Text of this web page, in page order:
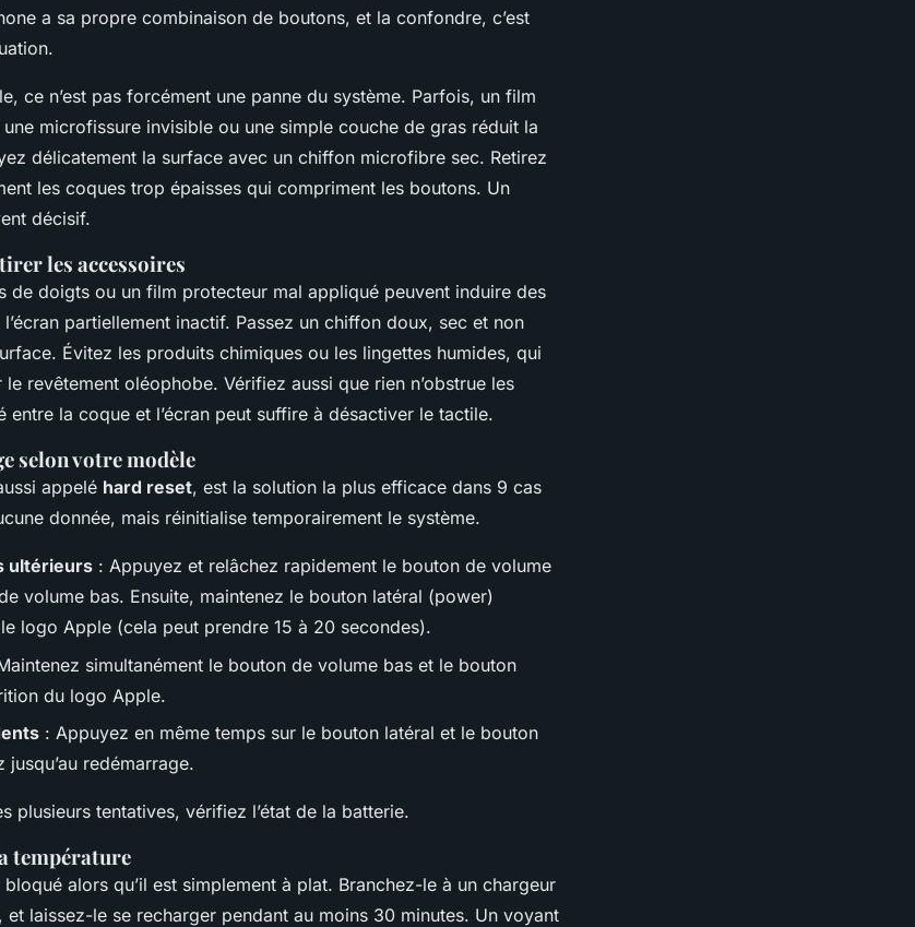
a sa propre combinaison de boutons, et la confondre, c’est
ce n’est pas forcément une panne du système. Parfois, un film
microfissure invisible ou une simple couche de gras réduit la
délicatement la surface avec un chiffon microfibre sec. Retirez
les coques trop épaisses qui compriment les boutons. Un
décisif.
les accessoires
de doigts ou un film protecteur mal appliqué peuvent induire des
partiellement inactif. Passez un chiffon doux, sec et non
Évitez les produits chimiques ou les lingettes humides, qui
revêtement oléophobe. Vérifiez aussi que rien n’obstrue les
la coque et l’écran peut suffire à désactiver le tactile.
selon votre modèle
appelé hard reset, est la solution la plus efficace dans 9 cas
donnée, mais réinitialise temporairement le système.
ultérieurs : Appuyez et relâchez rapidement le bouton de volume
volume bas. Ensuite, maintenez le bouton latéral (power)
logo Apple (cela peut prendre 15 à 20 secondes).
simultanément le bouton de volume bas et le bouton
du logo Apple.
: Appuyez en même temps sur le bouton latéral et le bouton
redémarrage.
plusieurs tentatives, vérifiez l’état de la batterie.
température
alors qu’il est simplement à plat. Branchez-le à un chargeur
et laissez-le se recharger pendant au moins 30 minutes. Un voyant